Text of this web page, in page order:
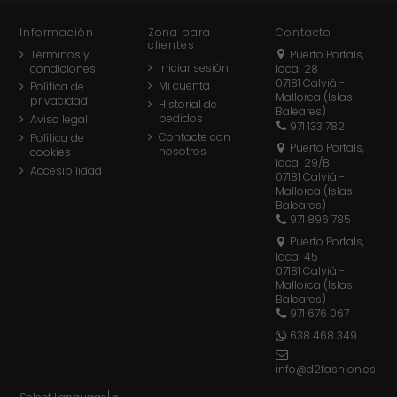
Información
Términos y
condiciones
Política de
privacidad
Aviso legal
Política de
cookies
Accesibilidad
Zona para
clientes
Iniciar sesión
Mi cuenta
Historial de
pedidos
Contacte con
nosotros
Contacto
Puerto Portals,
local 28
07181 Calviá -
Mallorca (Islas
Baleares)
971 133 782
Puerto Portals,
local 29/B
07181 Calviá -
Mallorca (Islas
Baleares)
971 896 785
Puerto Portals,
local 45
07181 Calviá -
Mallorca (Islas
Baleares)
971 676 067
638 468 349
info@d2fashion.es